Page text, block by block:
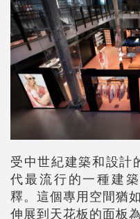
受中世紀建築和設計
代最流行的一種建
釋。這個專用空間猶
伸展到天花板的面板